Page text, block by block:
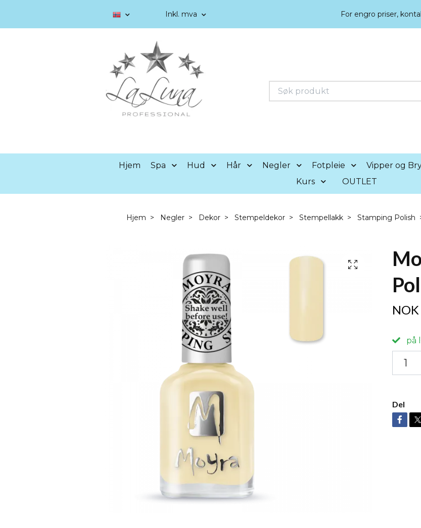
Inkl. mva For engro priser,
Hjem Spa Hud Hår Negler Fotpleie Vipper og
Kurs
OUTLET
Hjem Negler Dekor Stempeldekor Stempellakk Stamping Polish
på
Del